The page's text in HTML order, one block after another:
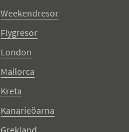
Weekendresor
Flygresor
London
Mallorca
Kreta
Kanarieöarna
Grekland